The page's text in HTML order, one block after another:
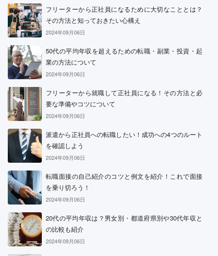
フリーターから正社員になるために大切なこととは？
その方法と知っておきたい心構え
2024年09月06日
50代の平均年収を超えるための転職・副業・投資・起
業の方法について
2024年09月06日
フリーターから就職して正社員になる！その方法と必
要な準備やコツについて
2024年09月06日
派遣から正社員への転職したい！成功への4つのルート
を確認しよう
2024年09月06日
転職面接の自己紹介のコツと例文を紹介！これで面接
を乗り切ろう！
2024年09月06日
20代の平均年収は？男女別・都道府県別や30代年収と
の比較も紹介
2024年09月06日